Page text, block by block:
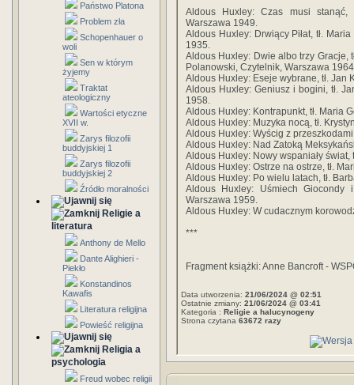
Państwo Platona
Problem zła
Schopenhauer o
woli
Sen w którym
żyjemy
Traktat
ateologiczny
Wartości etyczne
XVII w.
Zarys filozofii
buddyjskiej 1
Zarys filozofii
buddyjskiej 2
Źródło moralności
Religie a
literatura
Anthony de Mello
Dante Alighieri -
Piekło
Konstandinos
Kawafis
Literatura religijna
Powieść religijna
Religia a
psychologia
Freud wobec religii
Aldous Huxley: Czas musi stanąć,
Warszawa 1949.
Aldous Huxley: Drwiący Piłat, tł.
1935.
Aldous Huxley: Dwie albo trzy Gracje,
Polanowski, Czytelnik, Warszawa
Aldous Huxley: Eseje wybrane, tł. Jan
Aldous Huxley: Geniusz i bogini, tł.
1958.
Aldous Huxley: Kontrapunkt, tł. Maria
Aldous Huxley: Muzyka nocą, tł.
Aldous Huxley: Wyścig z
Aldous Huxley: Nad Zatoką
Aldous Huxley: Nowy wspaniały świat,
Aldous Huxley: Ostrze na ostrze, tł.
Aldous Huxley: Po wielu latach, tł.
Aldous Huxley: Uśmiech Giocondy
Warszawa 1959.
Aldous Huxley: W cudacznym
***
Fragment książki: Anne Bancroft -
Data utworzenia: 21/06/2024 @ 02:51
Ostatnie zmiany: 21/06/2024 @ 03:41
Kategoria : Religie a halucynogeny
Strona czytana 63672 razy